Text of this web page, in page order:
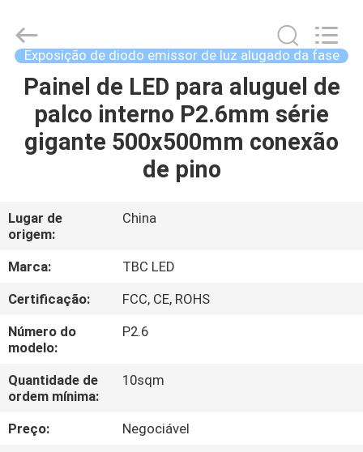
CASA
PRODUTOS
DE
RV
SOBRE
NÓS
EXCURSÃO
DA
FÁBRICA
Topbright
Creation
Limited.
Reserved.
Exposição de diodo emissor de luz alugado da fase
Painel de LED para aluguel de
palco interno P2.6mm série
gigante 500x500mm conexão
de pino
Lugar de
origem:
China
Marca:
TBC LED
Certificação:
FCC, CE, ROHS
Número do
modelo:
P2.6
Quantidade de
ordem mínima:
10sqm
Preço:
Negociável